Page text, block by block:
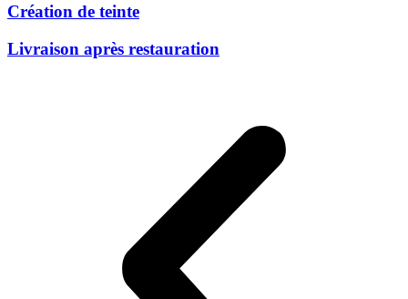
Création de teinte
Livraison après restauration